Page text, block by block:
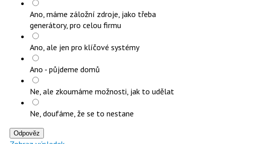
Ano, máme záložní zdroje, jako třeba
generátory, pro celou firmu
Ano, ale jen pro klíčové systémy
Ano - půjdeme domů
Ne, ale zkoumáme možnosti, jak to udělat
Ne, doufáme, že se to nestane
Odpověz